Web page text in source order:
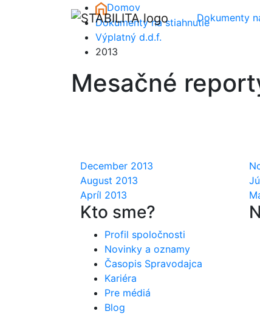
Skip to main content
Dokumenty
Domov
Dokumenty na stiahnutie
Výplatný d.d.f.
2013
Mesačné
December 2013
August 2013
Apríl 2013
Kto sme?
Profil spoločnosti
Novinky a oznamy
Časopis Spravodajca
Kariéra
Pre médiá
Blog